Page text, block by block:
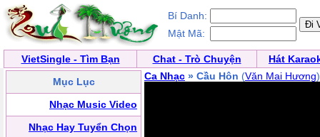
Bí Danh:
Mật Mã:
VietSingle - Tìm Bạn Chat - Trò Chuyện
Hát
Mục Lục
Nhạc Music Video
Nhạc Hay Tuyển Chọn
Ca Nhạc » Cầu Hôn (Văn Mai Hương)